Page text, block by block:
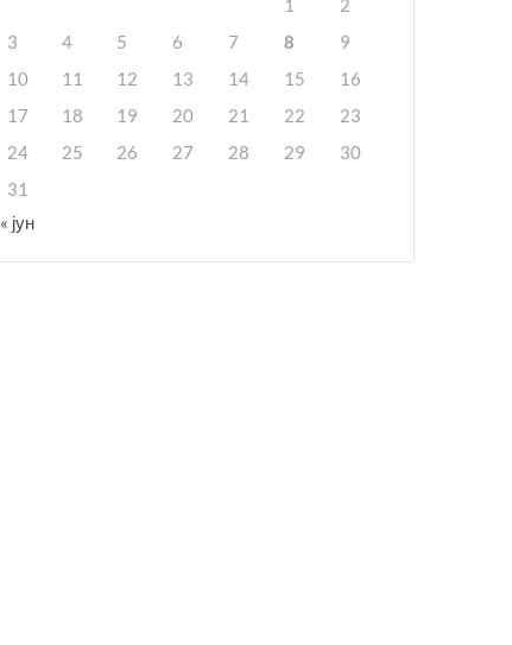
1
2
3
4 5 6 7 8
9
10
11 12 13 14 15
16
17
18 19 20 21 22
23
24
25 26 27 28 29
30
31
« јун